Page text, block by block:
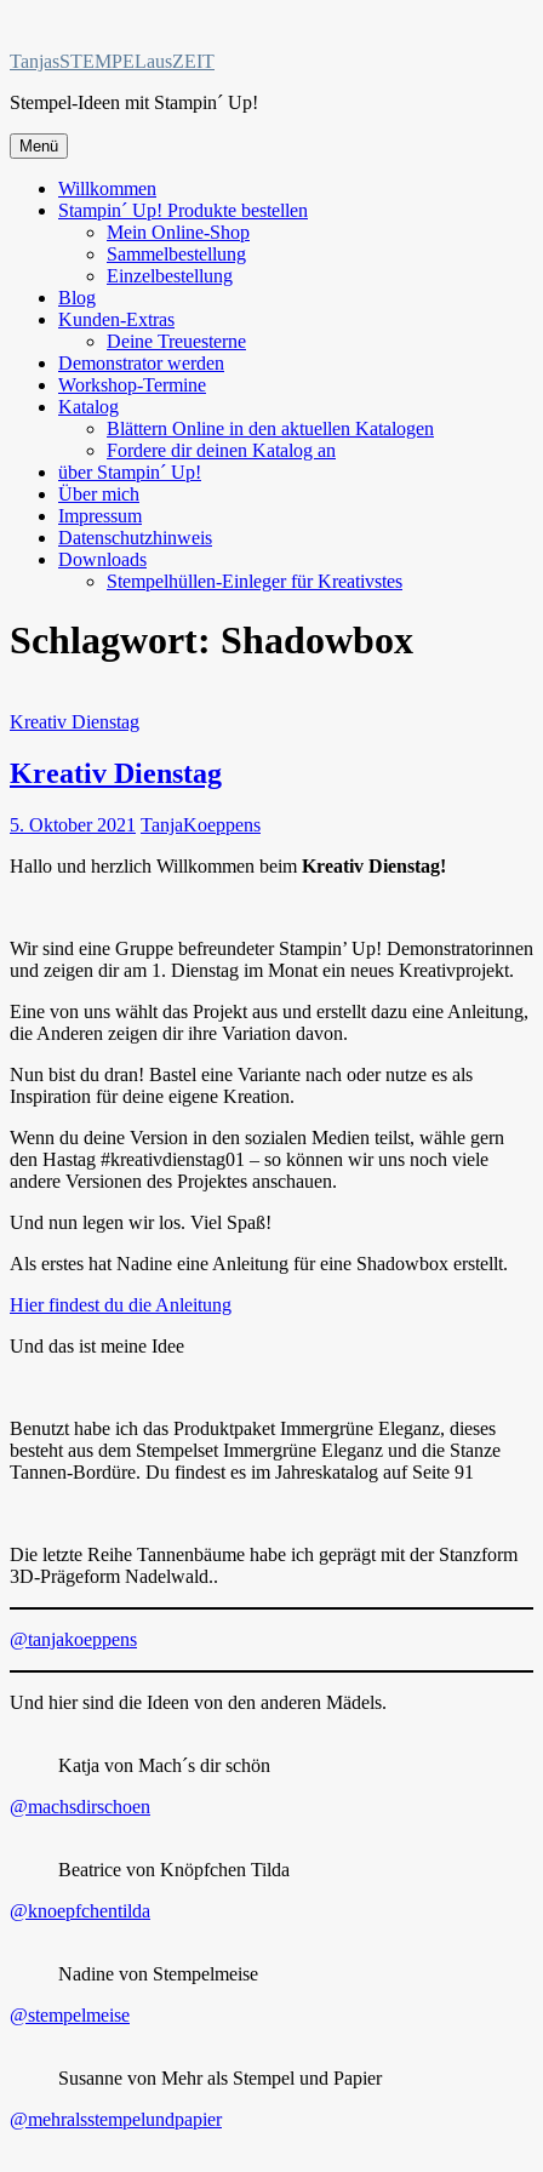
springen
TanjasSTEMPELausZEIT
Stempel-Ideen mit Stampin´ Up!
Menü
Willkommen
Stampin´ Up! Produkte bestellen
Mein Online-Shop
Sammelbestellung
Einzelbestellung
Blog
Kunden-Extras
Deine Treuesterne
Demonstrator werden
Workshop-Termine
Katalog
Blättern Online in den aktuellen Katalogen
Fordere dir deinen Katalog an
über Stampin´ Up!
Über mich
Impressum
Datenschutzhinweis
Downloads
Stempelhüllen-Einleger für Kreativstes
Schlagwort: Shadowbox
Kreativ Dienstag
Kreativ Dienstag
5. Oktober 2021 TanjaKoeppens
Hallo und herzlich Willkommen beim Kreativ Dienstag!
Wir sind eine Gruppe befreundeter Stampin’ Up! Demonstratorinnen
und zeigen dir am 1. Dienstag im Monat ein neues Kreativprojekt.
Eine von uns wählt das Projekt aus und erstellt dazu eine Anleitung,
die Anderen zeigen dir ihre Variation davon.
Nun bist du dran! Bastel eine Variante nach oder nutze es als
Inspiration für deine eigene Kreation.
Wenn du deine Version in den sozialen Medien teilst, wähle gern
den Hastag #kreativdienstag01 – so können wir uns noch viele
andere Versionen des Projektes anschauen.
Und nun legen wir los. Viel Spaß!
Als erstes hat Nadine eine Anleitung für eine Shadowbox erstellt.
Hier findest du die Anleitung
Und das ist meine Idee
Benutzt habe ich das Produktpaket Immergrüne Eleganz, dieses
besteht aus dem Stempelset Immergrüne Eleganz und die Stanze
Tannen-Bordüre. Du findest es im Jahreskatalog auf Seite 91
Die letzte Reihe Tannenbäume habe ich geprägt mit der Stanzform
3D-Prägeform Nadelwald..
@tanjakoeppens
Und hier sind die Ideen von den anderen Mädels.
Katja von Mach´s dir schön
@machsdirschoen
Beatrice von Knöpfchen Tilda
@knoepfchentilda
Nadine von Stempelmeise
@stempelmeise
Susanne von Mehr als Stempel und Papier
@mehralsstempelundpapier